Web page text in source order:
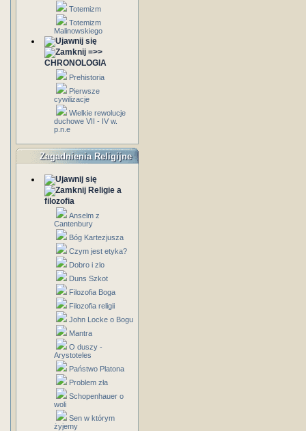
Totemizm
Totemizm
Malinowskiego
=>>
CHRONOLOGIA
Prehistoria
Pierwsze
cywilizacje
Wielkie rewolucje
duchowe VII - IV w.
p.n.e
Zagadnienia Religijne
Religie a
filozofia
Anselm z
Cantenbury
Bóg Kartezjusza
Czym jest etyka?
Dobro i zlo
Duns Szkot
Filozofia Boga
Filozofia religii
John Locke o Bogu
Mantra
O duszy -
Arystoteles
Państwo Platona
Problem zła
Schopenhauer o
woli
Sen w którym
żyjemy